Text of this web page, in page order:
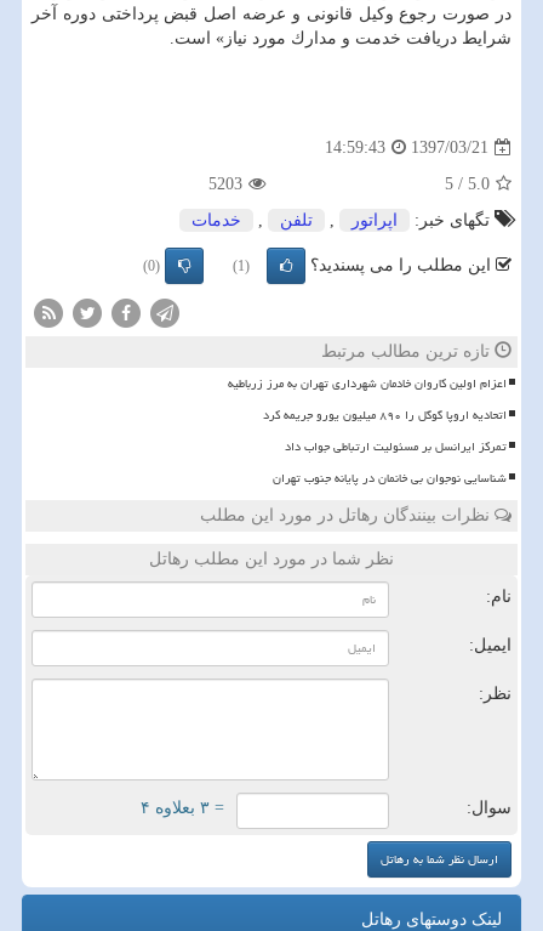
در صورت رجوع وكیل قانونی و عرضه اصل قبض پرداختی دوره آخر
شرایط دریافت خدمت و مدارك مورد نیاز» است.
1397/03/21
14:59:43
5.0
/
5
5203
تگهای خبر:
اپراتور , تلفن , خدمات
این مطلب را می پسندید؟ (1)
(0)
تازه ترین مطالب مرتبط
اعزام اولین کاروان خادمان شهرداری تهران به مرز زرباطیه
اتحادیه اروپا گوگل را ۸۹۰ میلیون یورو جریمه کرد
تمرکز ایرانسل بر مسئولیت ارتباطی جواب داد
شناسایی نوجوان بی خانمان در پایانه جنوب تهران
نظرات بینندگان رهاتل در مورد این مطلب
نظر شما در مورد این مطلب رهاتل
نام:
ایمیل:
نظر:
سوال: = ۳ بعلاوه ۴
لینک دوستهای رهاتل